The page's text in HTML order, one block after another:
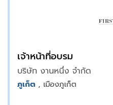
เจ้าหน้าที่อบรม
บริษัท งานหนึ่ง จำกัด
ภูเก็ต , เมืองภูเก็ต